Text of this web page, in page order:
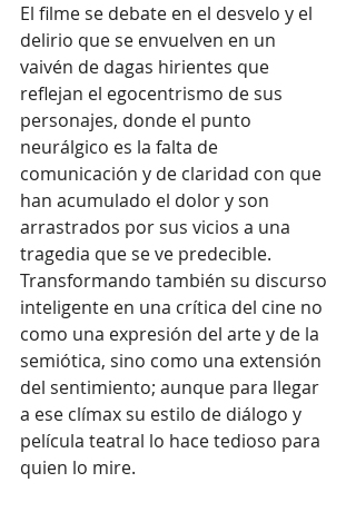
El filme se debate en el desvelo y el
delirio que se envuelven en un
vaivén de dagas hirientes que
reflejan el egocentrismo de sus
personajes, donde el punto
neurálgico es la falta de
comunicación y de claridad con que
han acumulado el dolor y son
arrastrados por sus vicios a una
tragedia que se ve predecible.
Transformando también su discurso
inteligente en una crítica del cine no
como una expresión del arte y de la
semiótica, sino como una extensión
del sentimiento; aunque para llegar
a ese clímax su estilo de diálogo y
película teatral lo hace tedioso para
quien lo mire.